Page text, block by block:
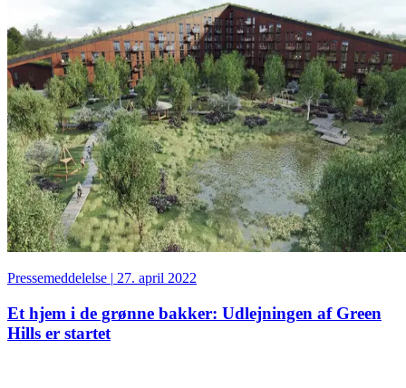
Pressemeddelelse | 27. april 2022
Et hjem i de grønne bakker: Udlejningen af Green
Hills er startet